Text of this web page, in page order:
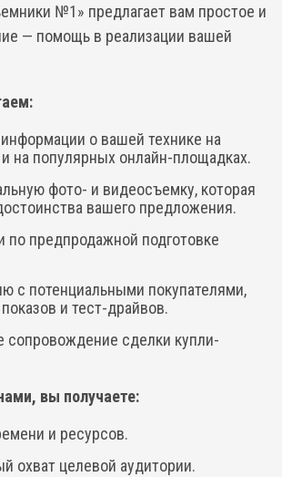
№1» предлагает вам простое и
— помощь в реализации вашей
о вашей технике на
на популярных онлайн-площадках.
фото- и видеосъемку, которая
вашего предложения.
по предпродажной подготовке
с потенциальными покупателями,
и тест-драйвов.
сопровождение сделки купли-
вы получаете:
и ресурсов.
охват целевой аудитории.